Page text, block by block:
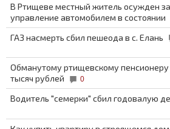
В Ртищеве местный житель осужден
управление автомобилем в состоянии
ГАЗ насмерть сбил пешеода в с. Елань
Обманутому ртищевскому пенсионеру
тысяч рублей
0
Водитель "семерки" сбил годовалую